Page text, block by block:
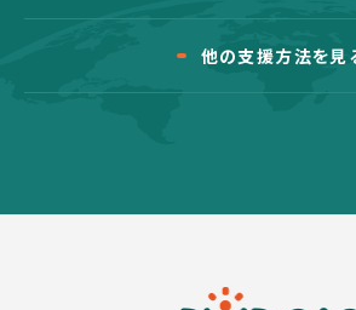
他の支援方法を見